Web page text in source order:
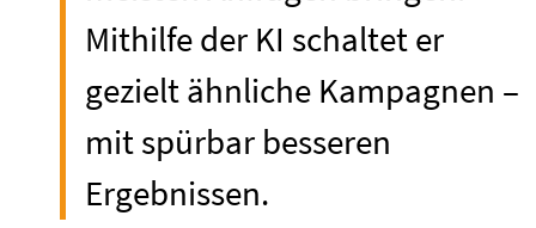
Mithilfe der KI schaltet er
gezielt ähnliche Kampagnen –
mit spürbar besseren
Ergebnissen.